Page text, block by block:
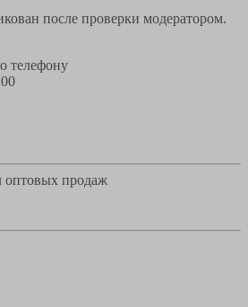
после проверки модератором.
телефону
продаж